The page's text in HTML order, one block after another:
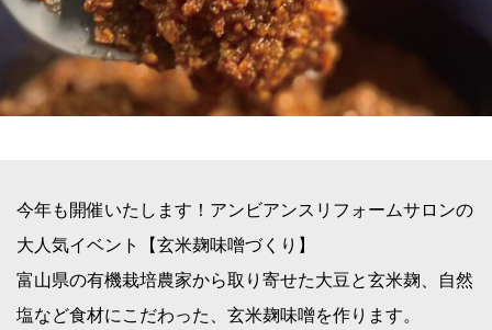
今年も開催いたします！アンビアンスリフォームサロンの
大人気イベント【玄米麹味噌づくり】
富山県の有機栽培農家から取り寄せた大豆と玄米麹、自然
塩など食材にこだわった、玄米麹味噌を作ります。